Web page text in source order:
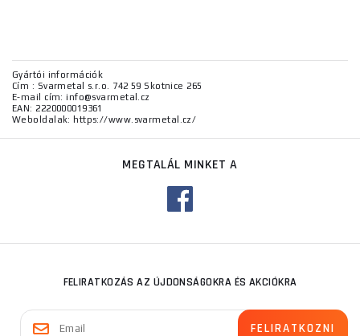
Gyártói információk
Cím : Svarmetal s.r.o. 742 59 Skotnice 265
E-mail cím: info@svarmetal.cz
EAN: 2220000019361
Weboldalak: https://www.svarmetal.cz/
MEGTALÁL MINKET A
FELIRATKOZÁS AZ ÚJDONSÁGOKRA ÉS AKCIÓKRA